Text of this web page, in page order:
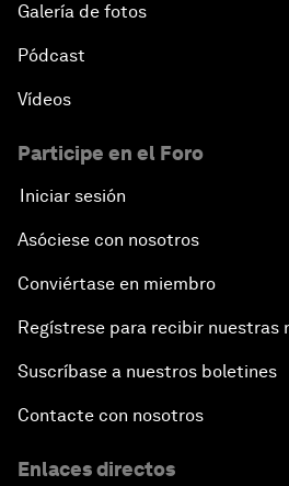
Galería de fotos
Pódcast
Vídeos
Participe en el Foro
Iniciar sesión
Asóciese con nosotros
Conviértase en miembro
Regístrese para recibir nuestras
Suscríbase a nuestros boletines
Contacte con nosotros
Enlaces directos